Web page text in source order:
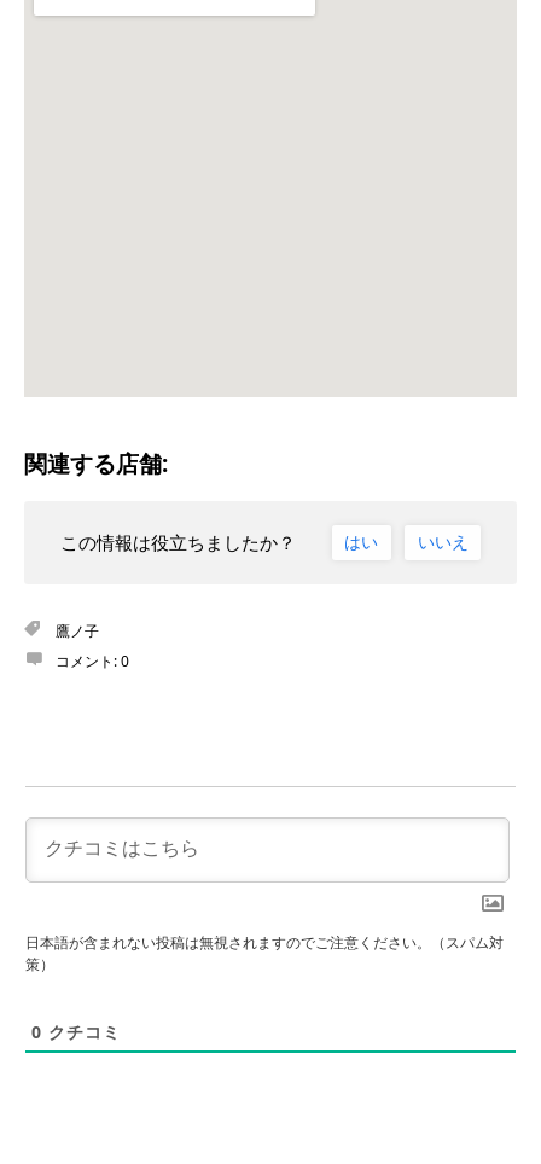
関連する店舗:
この情報は役立ちましたか？ はい いいえ
鷹ノ子
コメント:0
日本語が含まれない投稿は無視されますのでご注意ください。（スパム対
策）
0 クチコミ